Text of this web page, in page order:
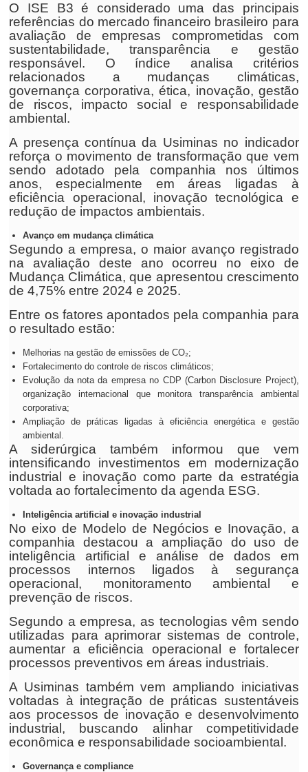
O ISE B3 é considerado uma das principais
referências do mercado financeiro brasileiro para
avaliação de empresas comprometidas com
sustentabilidade, transparência e gestão
responsável. O índice analisa critérios
relacionados a mudanças climáticas,
governança corporativa, ética, inovação, gestão
de riscos, impacto social e responsabilidade
ambiental.
A presença contínua da Usiminas no indicador
reforça o movimento de transformação que vem
sendo adotado pela companhia nos últimos
anos, especialmente em áreas ligadas à
eficiência operacional, inovação tecnológica e
redução de impactos ambientais.
Avanço em mudança climática
Segundo a empresa, o maior avanço registrado
na avaliação deste ano ocorreu no eixo de
Mudança Climática, que apresentou crescimento
de 4,75% entre 2024 e 2025.
Entre os fatores apontados pela companhia para
o resultado estão:
Melhorias na gestão de emissões de CO₂;
Fortalecimento do controle de riscos climáticos;
Evolução da nota da empresa no CDP (Carbon Disclosure Project),
organização internacional que monitora transparência ambiental
corporativa;
Ampliação de práticas ligadas à eficiência energética e gestão
ambiental.
A siderúrgica também informou que vem
intensificando investimentos em modernização
industrial e inovação como parte da estratégia
voltada ao fortalecimento da agenda ESG.
Inteligência artificial e inovação industrial
No eixo de Modelo de Negócios e Inovação, a
companhia destacou a ampliação do uso de
inteligência artificial e análise de dados em
processos internos ligados à segurança
operacional, monitoramento ambiental e
prevenção de riscos.
Segundo a empresa, as tecnologias vêm sendo
utilizadas para aprimorar sistemas de controle,
aumentar a eficiência operacional e fortalecer
processos preventivos em áreas industriais.
A Usiminas também vem ampliando iniciativas
voltadas à integração de práticas sustentáveis
aos processos de inovação e desenvolvimento
industrial, buscando alinhar competitividade
econômica e responsabilidade socioambiental.
Governança e compliance